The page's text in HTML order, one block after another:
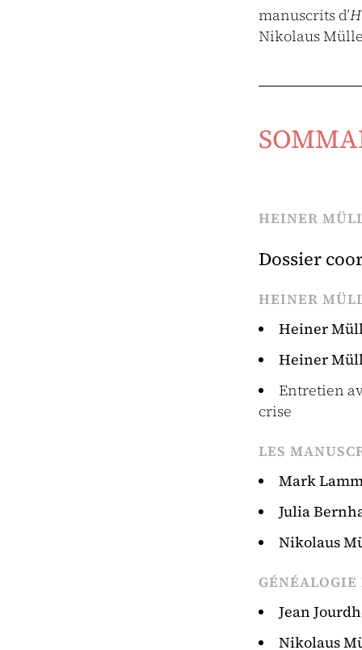
manuscrits d’
Nikolaus
HEINER
Dossier
HEINER
Heiner
Heiner
Entretien
crise
LES
Mark
Julia
Nikolaus
Jean
Nikolaus